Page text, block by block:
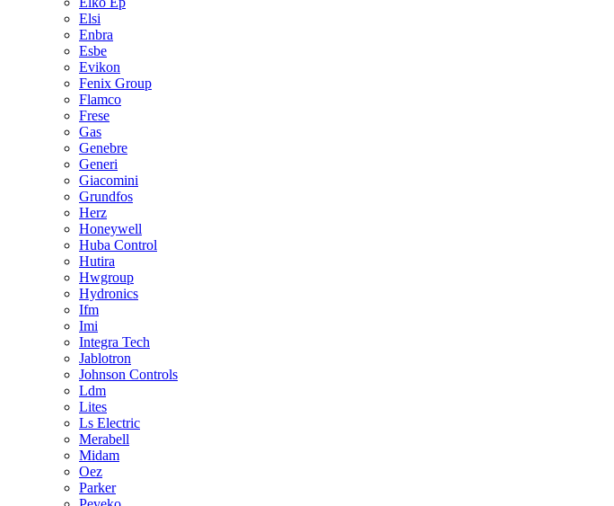
Elsi
Enbra
Esbe
Evikon
Fenix Group
Flamco
Frese
Gas
Genebre
Generi
Giacomini
Grundfos
Herz
Honeywell
Huba Control
Hutira
Hwgroup
Hydronics
Ifm
Imi
Integra Tech
Jablotron
Johnson Controls
Ldm
Lites
Ls Electric
Merabell
Midam
Oez
Parker